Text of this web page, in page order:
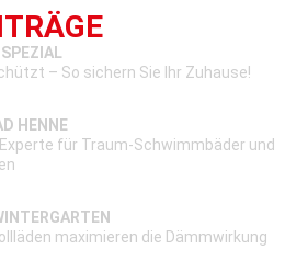
– So sichern Sie Ihr Zuhause!
HENNE
für Traum-Schwimmbäder und
maximieren die Dämmwirkung